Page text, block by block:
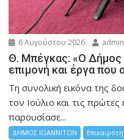
6 Αυγούστου 2026
Θ. Μπέγκας: «Ο Δήμος
επιμονή και έργα
Τη συνολική εικόνα της
τον Ιούλιο και τις
παρουσίασε...
ΔΗΜΟΣ ΙΩΑΝΝΙΤΩΝ